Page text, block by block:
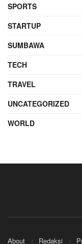
SPORTS
STARTUP
SUMBAWA
TECH
TRAVEL
UNCATEGORIZED
WORLD
About Redaksi